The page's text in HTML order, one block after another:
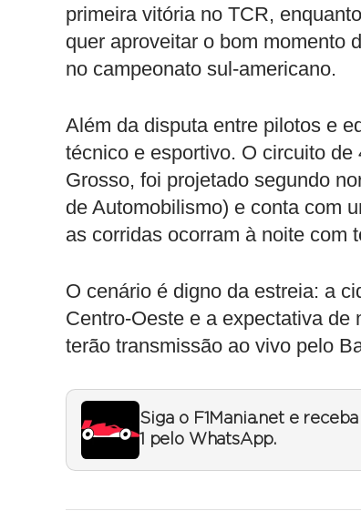
primeira vitória no TCR,
quer aproveitar o bom momento
no campeonato sul-americano.
Além da disputa entre pilotos e
técnico e esportivo. O circuito
Grosso, foi projetado segundo
de Automobilismo) e conta com
as corridas ocorram à noite com
O cenário é digno da estreia: a
Centro-Oeste e a expectativa
terão transmissão ao vivo pelo
Siga o F1Mania.net e
1 pelo WhatsApp.